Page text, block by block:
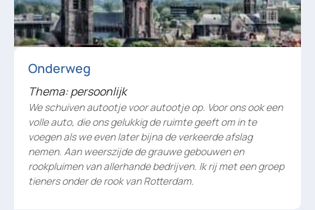
Onderweg
Thema: persoonlijk
We schuiven autootje voor autootje op. Voor ons ook een
volle auto, die ons gelukkig de ruimte geeft om in te
voegen als we even later bijna de verkeerde afslag
nemen. Aan weerszijde de grauwe gebouwen en
rookpluimen van allerhande bedrijven. Ik rij met een groep
tieners onder de rook van Rotterdam.